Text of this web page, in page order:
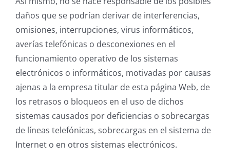
daños que se podrían derivar de interferencias,
omisiones, interrupciones, virus informáticos,
averías telefónicas o desconexiones en el
funcionamiento operativo de los sistemas
electrónicos o informáticos, motivadas por causas
ajenas a la empresa titular de esta página Web, de
los retrasos o bloqueos en el uso de dichos
sistemas causados por deficiencias o sobrecargas
de líneas telefónicas, sobrecargas en el sistema de
Internet o en otros sistemas electrónicos.